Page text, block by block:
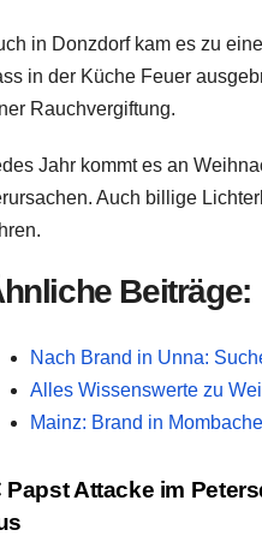
in Donzdorf kam es zu
in der Küche Feuer
Rauchvergiftung.
Jahr kommt es an
Auch billige
Beiträge:
Nach Brand in Unna:
Alles Wissenswerte zu
Mainz: Brand in
Papst Attacke im